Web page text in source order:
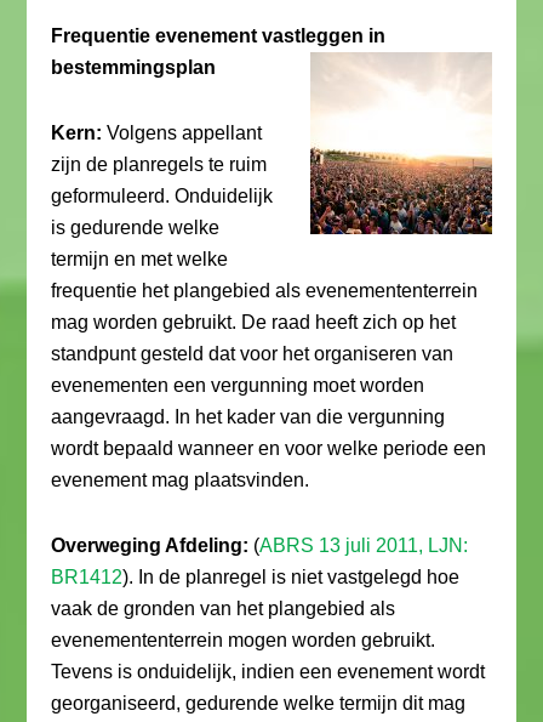
Frequentie evenement vastleggen in
bestemmingsplan
Kern:Volgens appellant
zijn de planregels te ruim
geformuleerd. Onduidelijk
is gedurende welke
termijn en met welke
frequentie het plangebied als evenemententerrein
mag worden gebruikt. De raad heeft zich op het
standpunt gesteld dat voor het organiseren van
evenementen een vergunning moet worden
aangevraagd. In het kader van die vergunning
wordt bepaald wanneer en voor welke periode een
evenement mag plaatsvinden.
Overweging Afdeling: (ABRS 13 juli 2011, LJN:
BR1412). In de planregel is niet vastgelegd hoe
vaak de gronden van het plangebied als
evenemententerrein mogen worden gebruikt.
Tevens is onduidelijk, indien een evenement wordt
georganiseerd, gedurende welke termijn dit mag